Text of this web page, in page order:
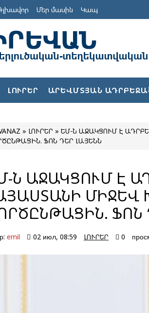
Մեր մասին Կապ
ԼՈՒՐԵՐ ԱՐԵՎՄՏՅԱՆ
» ԼՈՒՐԵՐ » ԵՄ-Ն ԱՋԱԿՑՈՒՄ Է
ՖՈՆ ԴԵՐ ԼԱՅԵՆՆ
Ն ԱՋԱԿՑՈՒՄ Է
ՄԻՋԵՎ
ՖՈՆ
emil 02 июл, 08:59 ԼՈՒՐԵՐ 0